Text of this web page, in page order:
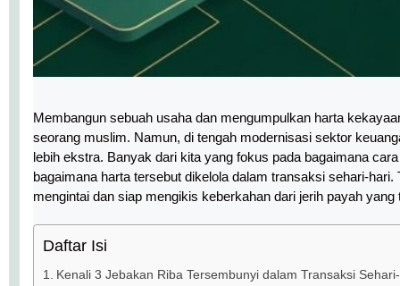
Membangun sebuah usaha dan mengumpulkan harta
seorang muslim. Namun, di tengah modernisasi sektor
lebih ekstra. Banyak dari kita yang fokus pada bagaimana
bagaimana harta tersebut dikelola dalam transaksi sehari-
mengintai dan siap mengikis keberkahan dari jerih payah
Daftar Isi
Kenali 3 Jebakan Riba Tersembunyi dalam Transaksi